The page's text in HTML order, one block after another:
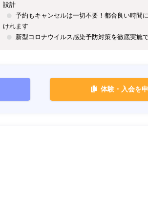
設計
予約もキャンセルは一切不要！都合良い時間
けれます
新型コロナウイルス感染予防対策を徹底実施
体験・入会を